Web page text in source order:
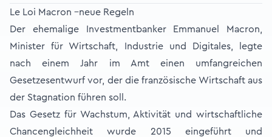
Le Loi Macron –neue Regeln
Der ehemalige Investmentbanker Emmanuel Macron,
Minister für Wirtschaft, Industrie und Digitales, legte
nach einem Jahr im Amt einen umfangreichen
Gesetzesentwurf vor, der die französische Wirtschaft aus
der Stagnation führen soll.
Das Gesetz für Wachstum, Aktivität und wirtschaftliche
Chancengleichheit wurde 2015 eingeführt und